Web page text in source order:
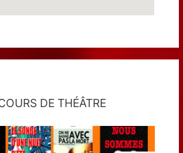
DE THÉÂTRE